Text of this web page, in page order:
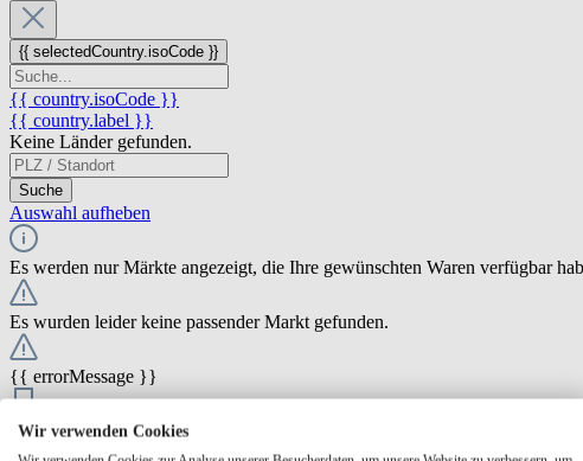
{{ selectedCountry.isoCode }}
{{ country.isoCode }}
{{ country.label }}
Keine Länder gefunden.
Suche
Auswahl aufheben
Es werden nur Märkte angezeigt, die Ihre gewünschten Waren verfügbar
Es wurden leider keine passender Markt gefunden.
{{ errorMessage }}
{{ Math.round(store.extensions.neti_store_pickup_distance.distance *
{{ store.label }}
Wir verwenden Cookies